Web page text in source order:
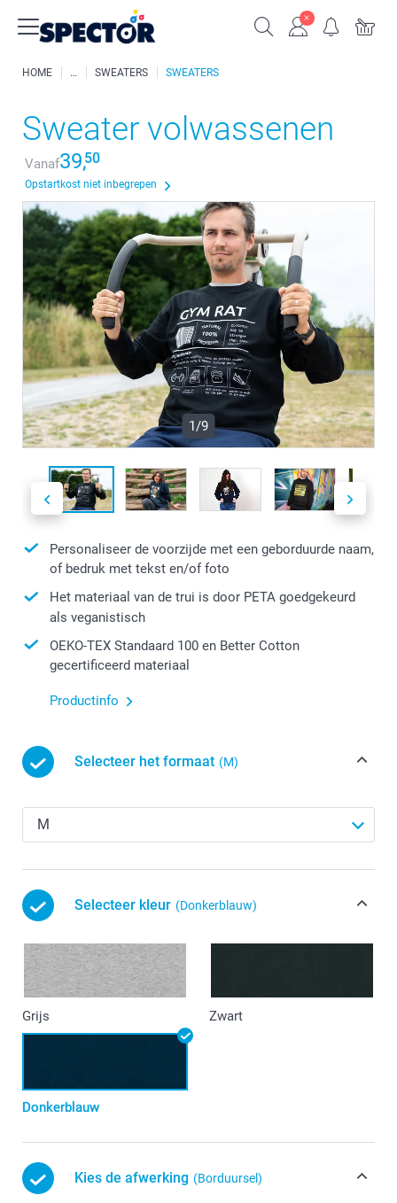
HOME SWEATERS SWEATERS
Sweater volwassenen
Vanaf39,50
Opstartkost niet inbegrepen
1/9
Personaliseer de voorzijde met een geborduurde naam,
of bedruk met tekst en/of foto
Het materiaal van de trui is door PETA goedgekeurd
als veganistisch
OEKO-TEX Standaard 100 en Better Cotton
gecertificeerd materiaal
Productinfo
Selecteer het formaat (M)
Selecteer kleur (Donkerblauw)
Grijs Zwart
Donkerblauw
Kies de afwerking (Borduursel)